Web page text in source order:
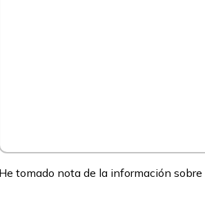
He tomado nota de la información sobre